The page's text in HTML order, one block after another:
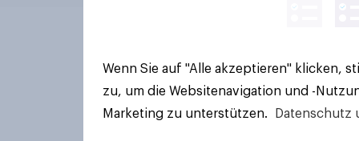
Wenn Sie auf "Alle akzeptieren" klicken,
zu, um die Websitenavigation und -
Marketing zu unterstützen.
Datenschutz